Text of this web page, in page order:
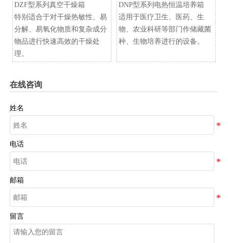
DZF型系列真空干燥箱
特别适合于对干燥热敏性、易
分解、易氧化物质和复杂成分
物品进行快速高效的干燥处
理。
​DNP型系列电热恒温培养箱
适用于医疗卫生、医药、生
物、农业科研等部门作储藏菌
种、生物培养进行的设备。
在线咨询
姓名
电话
邮箱
留言